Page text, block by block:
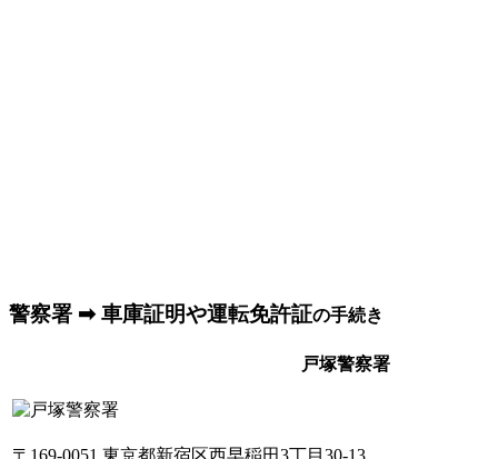
警察署 ➡ 車庫証明や運転免許証の手続き
戸塚警察署
〒169-0051 東京都新宿区西早稲田3丁目30-13